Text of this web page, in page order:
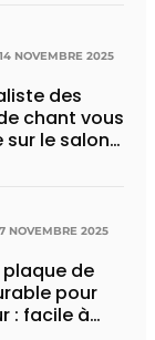
14 NOVEMBRE 2025
des
chant vous
sur le salon
7 NOVEMBRE 2025
plaque de
pour
: facile à